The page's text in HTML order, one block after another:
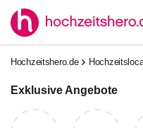
Hochzeitshero.de
Exklusive Angebote